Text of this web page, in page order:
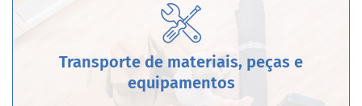
Transporte de materiais, peças e
equipamentos